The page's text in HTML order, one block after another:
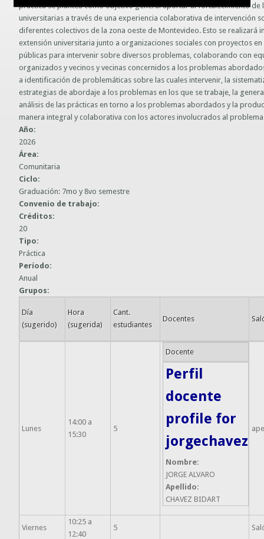
Guías prácticas o proyectos
Guías UCO
Información sobre SPAM y Phising
práctica se plantea como objetivo general aportar al fortalecimiento de
universitarias a través de una experiencia colaborativa de intervención
diferentes colectivos de la zona oeste de Montevideo. Esto se realizará
extensión universitaria junto a organizaciones sociales con proyectos
públicas para intervenir sobre diversos problemas, colaborando con
organizados y vecinos y vecinas concernidos a los problemas
a identificación de problemáticas sobre las cuales intervenir, la
estrategias de abordaje a los problemas en los que se trabaje, la
análisis de las prácticas en torno a los problemas abordados y la
manera integral y colaborativa con los actores involucrados al
Año:
2026
Área:
Comunitaria
Ciclo:
Graduación: 7mo y 8vo semestre
Convenio de trabajo:
Créditos:
20
Tipo:
Práctica
Período:
Anual
Grupos:
Día
(sugerido)
Hora
(sugerida)
Cant.
estudiantes
Docentes
Lunes
14:00 a
15:30
5
Docente
Perfil
docente
profile for
jorgechavez
Nombre:
JORGE ALVARO
Apellido:
CHAVEZ BIDART
Viernes
10:25 a
12:40
5